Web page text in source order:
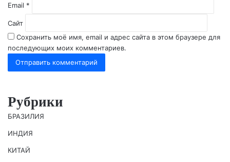
Email *
Сайт
Сохранить моё имя, email и адрес сайта в этом браузере для
последующих моих комментариев.
Рубрики
БРАЗИЛИЯ
ИНДИЯ
КИТАЙ